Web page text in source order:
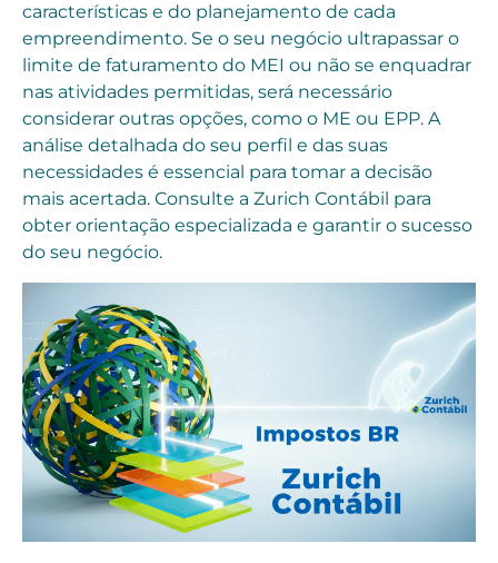
características e do planejamento de cada
empreendimento. Se o seu negócio ultrapassar o
limite de faturamento do MEI ou não se enquadrar
nas atividades permitidas, será necessário
considerar outras opções, como o ME ou EPP. A
análise detalhada do seu perfil e das suas
necessidades é essencial para tomar a decisão
mais acertada. Consulte a Zurich Contábil para
obter orientação especializada e garantir o sucesso
do seu negócio.